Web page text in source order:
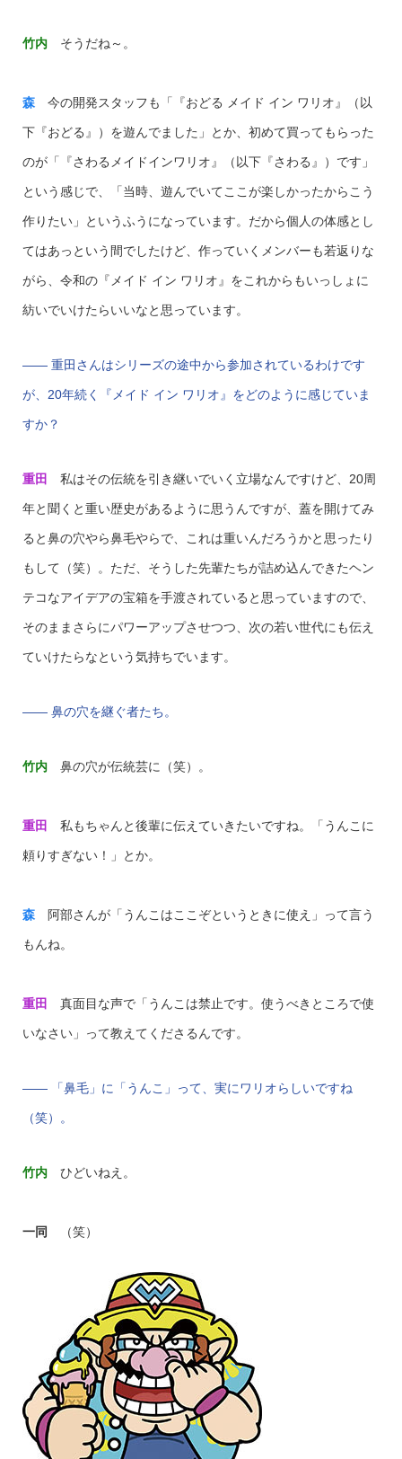
竹内そうだね～。
森今の開発スタッフも「『おどる メイド イン ワリオ』（以
下『おどる』）を遊んでました」とか、初めて買ってもらった
のが「『さわるメイドインワリオ』（以下『さわる』）です」
という感じで、「当時、遊んでいてここが楽しかったからこう
作りたい」というふうになっています。だから個人の体感とし
てはあっという間でしたけど、作っていくメンバーも若返りな
がら、令和の『メイド イン ワリオ』をこれからもいっしょに
紡いでいけたらいいなと思っています。
—— 重田さんはシリーズの途中から参加されているわけです
が、20年続く『メイド イン ワリオ』をどのように感じていま
すか？
重田 私はその伝統を引き継いでいく立場なんですけど、20周
年と聞くと重い歴史があるように思うんですが、蓋を開けてみ
ると鼻の穴やら鼻毛やらで、これは重いんだろうかと思ったり
もして（笑）。ただ、そうした先輩たちが詰め込んできたヘン
テコなアイデアの宝箱を手渡されていると思っていますので、
そのままさらにパワーアップさせつつ、次の若い世代にも伝え
ていけたらなという気持ちでいます。
—— 鼻の穴を継ぐ者たち。
竹内鼻の穴が伝統芸に（笑）。
重田 私もちゃんと後輩に伝えていきたいですね。「うんこに
頼りすぎない！」とか。
森阿部さんが「うんこはここぞというときに使え」って言う
もんね。
重田 真面目な声で「うんこは禁止です。使うべきところで使
いなさい」って教えてくださるんです。
—— 「鼻毛」に「うんこ」って、実にワリオらしいですね
（笑）。
竹内ひどいねえ。
一同 （笑）